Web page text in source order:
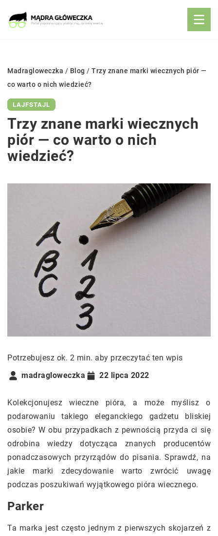
Madragloweczka / Blog / Trzy znane marki wiecznych piór —
co warto o nich wiedzieć?
LAJFSTAJL
Trzy znane marki wiecznych
piór — co warto o nich
wiedzieć?
Potrzebujesz ok. 2 min. aby przeczytać ten wpis
madragloweczka
22 lipca 2022
Kolekcjonujesz wieczne pióra, a może myślisz o
podarowaniu takiego eleganckiego gadżetu bliskiej
osobie? W obu przypadkach z pewnością przyda ci się
odrobina wiedzy dotycząca znanych producentów
ponadczasowych przyrządów do pisania. Sprawdź, na
jakie marki zdecydowanie warto zwrócić uwagę
podczas poszukiwań wyjątkowego pióra wiecznego.
Parker
Ta marka jest często jednym z pierwszych skojarzeń z